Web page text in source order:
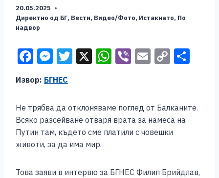
20.05.2025
Директно од БГ, Вести, Видео/Фото, Истакнато, По
надвор
F
c
e
b
o
o
k
M
e
ss
e
n
g
er
T
er
X W
s
A
p
Vi E
l
C
y
Li
n
e
Извор: БГНЕС
Не трябва да отклоняваме поглед от Балканите.
Всяко разсейване отваря врата за намеса на
Путин там, където сме платили с човешки
животи, за да има мир.
Това заяви в интервю за БГНЕС Филип Брийдлав,